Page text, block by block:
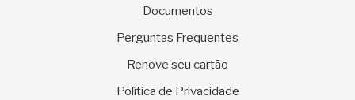
Documentos
Perguntas Frequentes
Renove seu cartão
Política de Privacidade